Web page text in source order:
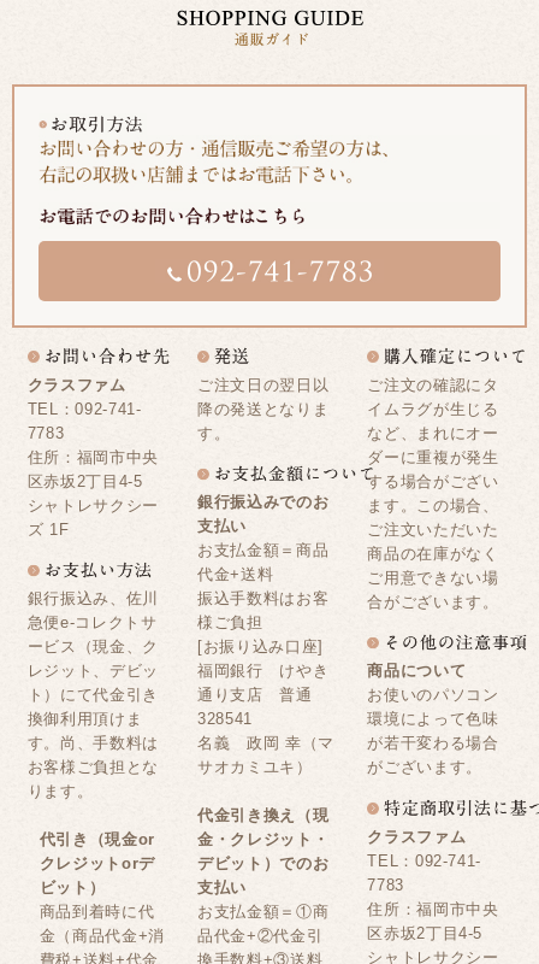
クラスファム
TEL：092-741-
7783
住所：福岡市中央
区赤坂2丁目4-5
シャトレサクシー
ズ 1F
銀行振込み、佐川
急便e-コレクトサ
ービス（現金、ク
レジット、デビッ
ト）にて代金引き
換御利用頂けま
す。尚、手数料は
お客様ご負担とな
ります。
代引き（現金or
クレジットorデ
ビット）
商品到着時に代
金（商品代金+消
費税+送料+代金
ご注文日の翌日以
降の発送となりま
す。
銀行振込みでのお
支払い
お支払金額＝商品
代金+送料
振込手数料はお客
様ご負担
[お振り込み口座]
福岡銀行 けやき
通り支店 普通
328541
名義 政岡 幸（マ
サオカミユキ）
代金引き換え（現
金・クレジット・
デビット）でのお
支払い
お支払金額＝①商
品代金+②代金引
換手数料+③送料
ご注文の確認にタ
イムラグが生じる
など、まれにオー
ダーに重複が発生
する場合がござい
ます。この場合、
ご注文いただいた
商品の在庫がなく
ご用意できない場
合がございます。
商品について
お使いのパソコン
環境によって色味
が若干変わる場合
がございます。
クラスファム
TEL：092-741-
7783
住所：福岡市中央
区赤坂2丁目4-5
シャトレサクシー